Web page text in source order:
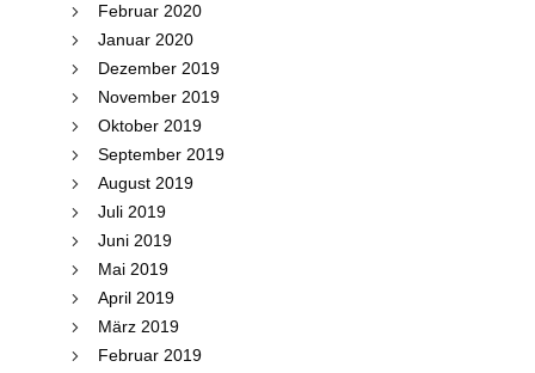
Februar 2020
Januar 2020
Dezember 2019
November 2019
Oktober 2019
September 2019
August 2019
Juli 2019
Juni 2019
Mai 2019
April 2019
März 2019
Februar 2019